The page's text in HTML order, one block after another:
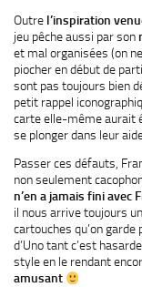
Outre l’inspiration
jeu pêche aussi par son
et mal organisées (on
piocher en début de
sont pas toujours bien
petit rappel
carte elle-même aurait
se plonger dans leur
Passer ces défauts,
non seulement
n’en a jamais fini avec
il nous arrive toujours
cartouches qu’on
d’Uno tant c’est
style en le rendant
amusant